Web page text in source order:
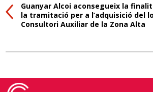
Guanyar Alcoi aconsegueix la
la tramitació per a l’adquisició del
Consultori Auxiliar de la Zona Alta